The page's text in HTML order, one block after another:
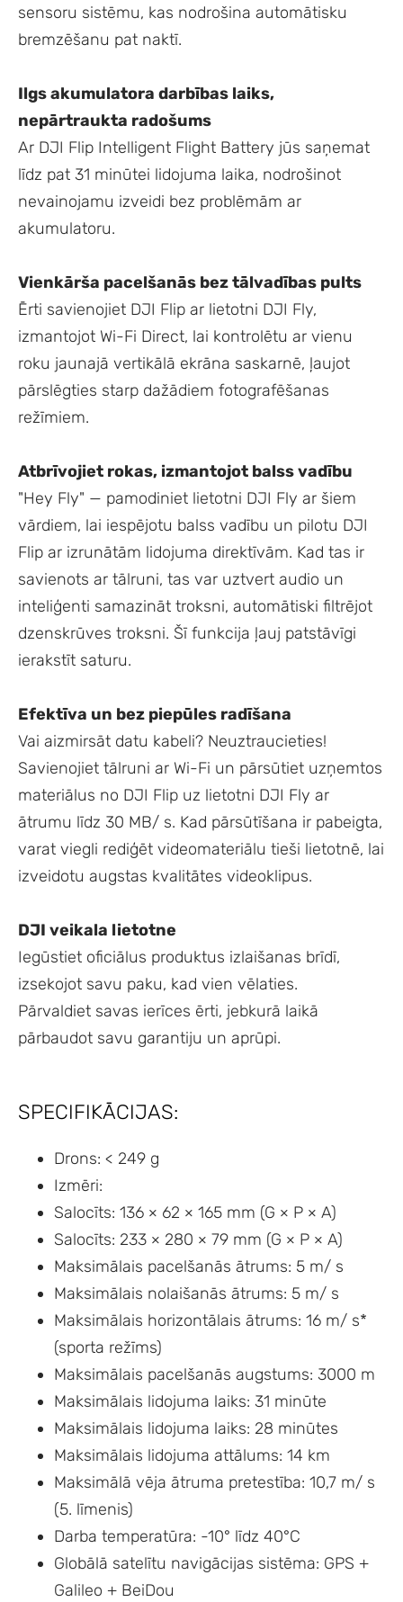
sensoru sistēmu, kas nodrošina automātisku
bremzēšanu pat naktī.
Ilgs akumulatora darbības laiks,
nepārtraukta radošums
Ar DJI Flip Intelligent Flight Battery jūs saņemat
līdz pat 31 minūtei lidojuma laika, nodrošinot
nevainojamu izveidi bez problēmām ar
akumulatoru.
Vienkārša pacelšanās bez tālvadības pults
Ērti savienojiet DJI Flip ar lietotni DJI Fly,
izmantojot Wi-Fi Direct, lai kontrolētu ar vienu
roku jaunajā vertikālā ekrāna saskarnē, ļaujot
pārslēgties starp dažādiem fotografēšanas
režīmiem.
Atbrīvojiet rokas, izmantojot balss vadību
"Hey Fly" — pamodiniet lietotni DJI Fly ar šiem
vārdiem, lai iespējotu balss vadību un pilotu DJI
Flip ar izrunātām lidojuma direktīvām. Kad tas ir
savienots ar tālruni, tas var uztvert audio un
inteliģenti samazināt troksni, automātiski filtrējot
dzenskrūves troksni. Šī funkcija ļauj patstāvīgi
ierakstīt saturu.
Efektīva un bez piepūles radīšana
Vai aizmirsāt datu kabeli? Neuztraucieties!
Savienojiet tālruni ar Wi-Fi un pārsūtiet uzņemtos
materiālus no DJI Flip uz lietotni DJI Fly ar
ātrumu līdz 30 MB/ s. Kad pārsūtīšana ir pabeigta,
varat viegli rediģēt videomateriālu tieši lietotnē, lai
izveidotu augstas kvalitātes videoklipus.
DJI veikala lietotne
Iegūstiet oficiālus produktus izlaišanas brīdī,
izsekojot savu paku, kad vien vēlaties.
Pārvaldiet savas ierīces ērti, jebkurā laikā
pārbaudot savu garantiju un aprūpi.
SPECIFIKĀCIJAS:
Drons: < 249 g
Izmēri:
Salocīts: 136 × 62 × 165 mm (G × P × A)
Salocīts: 233 × 280 × 79 mm (G × P × A)
Maksimālais pacelšanās ātrums: 5 m/ s
Maksimālais nolaišanās ātrums: 5 m/ s
Maksimālais horizontālais ātrums: 16 m/ s*
(sporta režīms)
Maksimālais pacelšanās augstums: 3000 m
Maksimālais lidojuma laiks: 31 minūte
Maksimālais lidojuma laiks: 28 minūtes
Maksimālais lidojuma attālums: 14 km
Maksimālā vēja ātruma pretestība: 10,7 m/ s
(5. līmenis)
Darba temperatūra: -10° līdz 40°C
Globālā satelītu navigācijas sistēma: GPS +
Galileo + BeiDou